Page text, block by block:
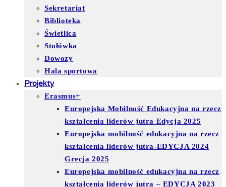
Sekretariat
Biblioteka
Świetlica
Stołówka
Dowozy
Hala sportowa
Projekty
Erasmus+
Europejska Mobilność Edukacyjna na rzecz
kształcenia liderów jutra Edycja 2025
Europejska mobilność edukacyjna na rzecz
kształcenia liderów jutra-EDYCJA 2024
Grecja 2025
Europejska mobilność edukacyjna na rzecz
kształcenia liderów jutra – EDYCJA 2023